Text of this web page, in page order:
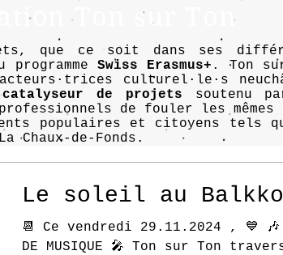
Ton sur Ton
Le soleil au
📆 Ce vendredi 29.11.2024 , 💙 🎶
DE MUSIQUE 🎤 Ton sur Ton
que ce soit dans ses
programmeSwiss Erasmus+ . Ton
culturel·le·s
catalyseur de projets soutenu
de fouler les mêmes
populaires et citoyens tels
Chaux-de-Fonds.